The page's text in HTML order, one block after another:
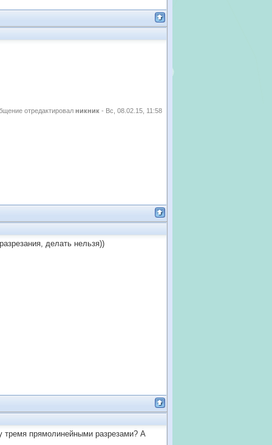
отредактировал никник - Вс, 08.02.15, 11:58
делать нельзя))
тремя прямолинейными разрезами? А